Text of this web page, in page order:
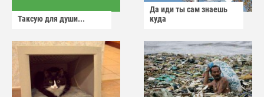
Таксую для души...
Да иди ты сам знаешь
куда